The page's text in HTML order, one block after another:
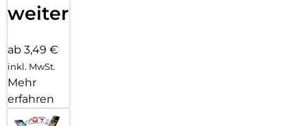
weiter
ab 3,49 €
inkl. MwSt.
Mehr
erfahren